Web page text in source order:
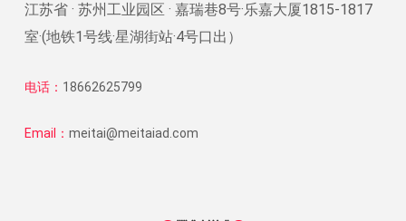
江苏省 · 苏州工业园区 · 嘉瑞巷8号·乐嘉大厦1815-1817
室·(地铁1号线·星湖街站·4号口出）
电话： 18662625799
Email： meitai@meitaiad.com